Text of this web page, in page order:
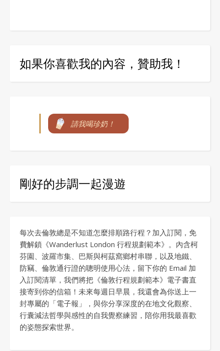
如果你喜歡我的內容，贊助我！
請我喝珍奶！
剛好的步調一起漫遊
每次去倫敦總是不知道怎麼排順路行程？加入訂閱，免
費解鎖《Wanderlust London 行程規劃範本》。內含柯
芬園、波羅市集、巴斯與柯茲窩鄉村串聯，以及地鐵、
防竊、倫敦通行證的聰明使用心法，留下你的 Email 加
入訂閱清單，我們將把《倫敦行程規劃範本》電子書直
接寄到你的信箱！未來每週日早晨，我還會為你送上一
封專屬的「電子報」，與你分享深度的在地文化觀察、
行囊減法哲學與感性的自我覺察練習，陪你用我最喜歡
的姿態探索世界。